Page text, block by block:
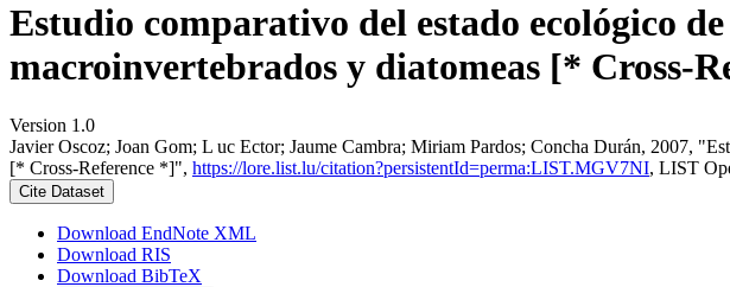
Estudio comparativo del estado ecológico
macroinvertebrados y diatomeas [* Cross-
Version 1.0
Javier Oscoz; Joan Gom; L uc Ector; Jaume Cambra; Miriam Pardos; Concha Durán, 2007,
[* Cross-Reference *]", https://lore.list.lu/citation?persistentId=perma:LIST.MGV7NI, LIST
Cite Dataset
Download EndNote XML
Download RIS
Download BibTeX